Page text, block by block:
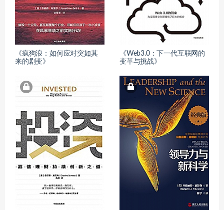
《疯狗浪：如何应对突如其
来的剧变》
《Web3.0：下一代互联网的
变革与挑战》